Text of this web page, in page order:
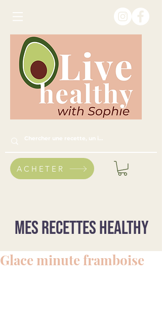
ACHETER
Mes recettes healthy
Glace minute framboise